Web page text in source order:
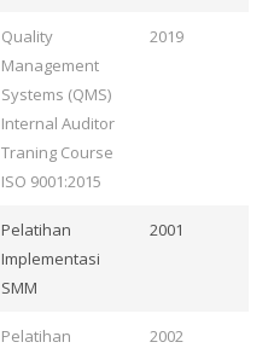
Quality
Management
Systems (QMS)
Internal Auditor
Traning Course
ISO 9001:2015
2019
Pelatihan
Implementasi
SMM
2001
Pelatihan
2002